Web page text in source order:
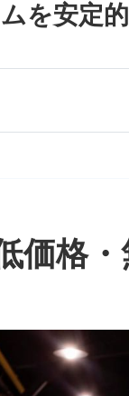
を安定
フィットネスの急
価格